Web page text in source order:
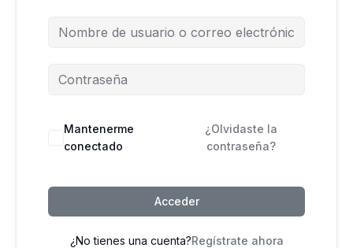
Mantenerme
conectado
¿Olvidaste la
contraseña?
Acceder
¿No tienes una cuenta?Regístrate ahora